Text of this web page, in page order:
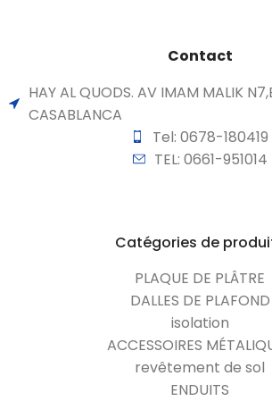
Contact
HAY AL QUODS. AV IMAM MALIK
CASABLANCA
Tel: 0678-180419
TEL: 0661-951014
Catégories de
PLAQUE DE PLÂTRE
DALLES DE PLAFOND
isolation
ACCESSOIRES
revêtement de sol
ENDUITS